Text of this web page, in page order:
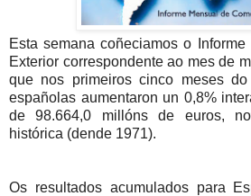
Esta semana coñeciamos o
Exterior correspondente ao mes de
que nos primeiros cinco meses
españolas aumentaron un 0,8%
de 98.664,0 millóns de euros,
histórica (dende 1971).
Os resultados acumulados para